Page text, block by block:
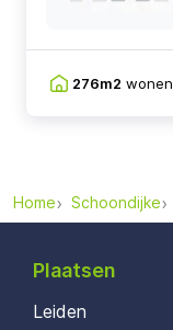
276m2 wonen
Home Schoondijke
Plaatsen
Leiden